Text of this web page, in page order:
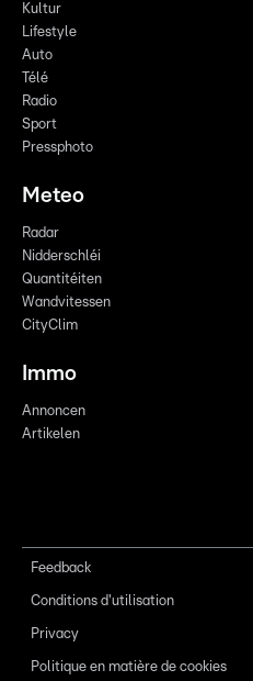
Kultur
Lifestyle
Auto
Télé
Radio
Sport
Pressphoto
Meteo
Radar
Nidderschléi
Quantitéiten
Wandvitessen
CityClim
Immo
Annoncen
Artikelen
Feedback
Conditions d'utilisation
Privacy
Politique en matière de cookies